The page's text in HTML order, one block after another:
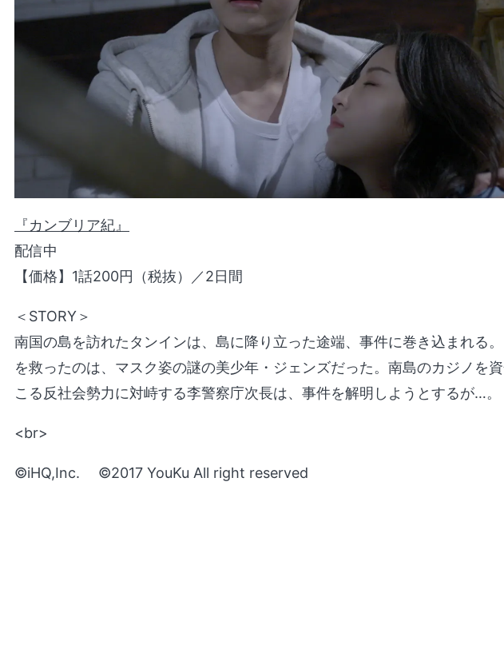
『カンブリア紀』
配信中
【価格】1話200円（税抜）／2日間
＜STORY＞
南国の島を訪れたタンインは、島に降り立った途端、事件に巻き込まれる
を救ったのは、マスク姿の謎の美少年・ジェンズだった。南島のカジノを
こる反社会勢力に対峙する李警察庁次長は、事件を解明しようとするが…。
<br>
©iHQ,Inc. ©2017 YouKu All right reserved